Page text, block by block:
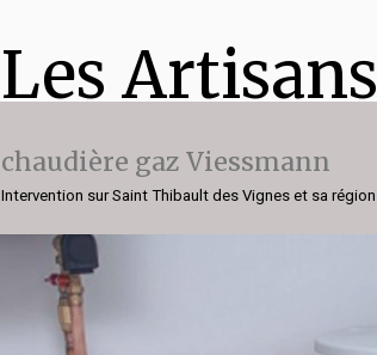
Les Artisans
chaudière gaz Viessmann
Intervention sur Saint Thibault des Vignes et sa région